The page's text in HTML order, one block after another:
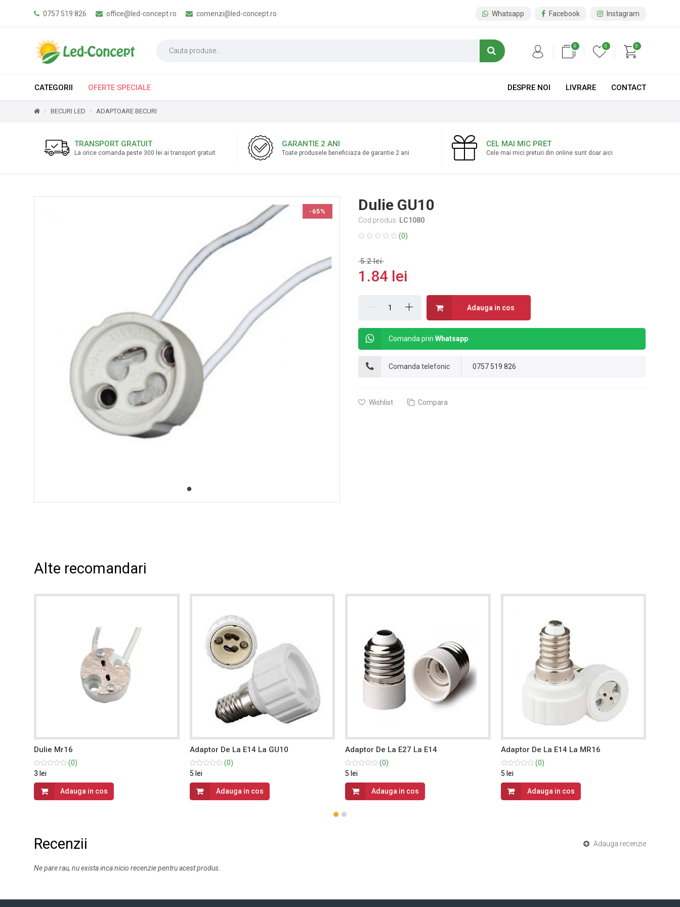
0757 519 826 office@led-concept.ro comenzi@led-concept.ro Whatsapp Facebook Instagram
0
0
0
CATEGORII OFERTE SPECIALE CONTACT
LIVRARE
DESPRE NOI
BECURI LED ADAPTOARE BECURI
TRANSPORT GRATUIT
La orice comanda peste 300 lei ai transport gratuit
GARANTIE 2 ANI
Toate produsele beneficiaza de garantie 2 ani
CEL MAI MIC PRET
Cele mai mici preturi din online sunt doar aici
-65% Dulie GU10
Cod produs: LC1080
(0)
5.2 lei
1.84 lei
Adauga in cos
Comanda prinWhatsapp
Comanda telefonic 0757 519 826
Wishlist Compara
Alte recomandari
Dulie Mr16
(0)
3 lei
Adauga in cos
Adaptor De La E14 La GU10
(0)
5 lei
Adauga in cos
Adaptor De La E27 La E14
(0)
5 lei
Adauga in cos
Adaptor De La E14 La MR16
(0)
5 lei
Adauga in cos
Recenzii Adauga recenzie
Ne pare rau, nu exista inca nicio recenzie pentru acest produs.